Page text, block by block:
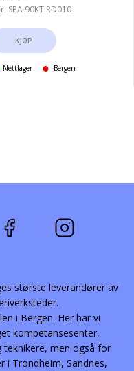
SPA 90KTIRD010
KJØP
Nettlager Bergen
største leverandører av
i Bergen. Her har vi
kompetansesenter,
teknikere, men også for
i Trondheim, Sandnes,